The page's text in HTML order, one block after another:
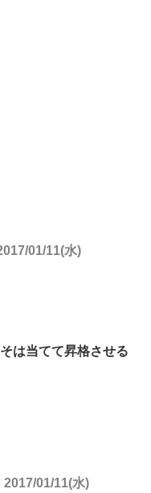
01/11(水)
は当てて昇格させる
2017/01/11(水)